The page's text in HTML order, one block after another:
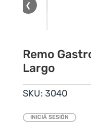
❮
Remo
Largo
SKU: 3040
INICIÁ SESIÓN